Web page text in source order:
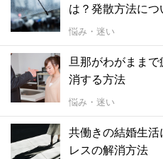
は？発散方法につ
悩み・迷い
旦那がわがまま
消する方法
悩み・迷い
共働きの結婚生
レスの解消方法